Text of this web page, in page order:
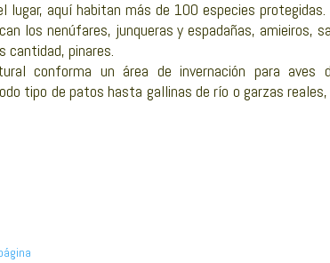
lugar, aquí habitan más de 100 especies protegidas.
los nenúfares, junqueras y espadañas, amieiros,
cantidad, pinares.
conforma un área de invernación para aves
tipo de patos hasta gallinas de río o garzas